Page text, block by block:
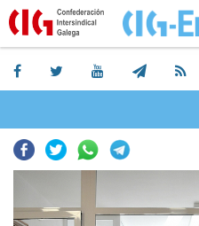
Facebook
TwitterWhatsapp